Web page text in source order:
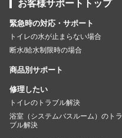
お客様サポートトップ
緊急時の対応・サポート
トイレの水が止まらない場合
断水/給水制限時の場合
商品別サポート
修理したい
トイレのトラブル解決
浴室（システムバスルーム）のトラ
ブル解決